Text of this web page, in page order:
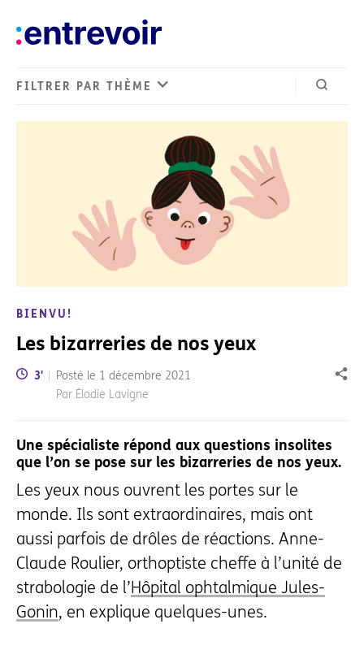
FILTRER PAR THÈME
BIENVU!
Les bizarreries de nos yeux
Temps de lecture:
3' Posté le 1 décembre 2021
Par Élodie Lavigne
Une spécialiste répond aux questions insolites
que l’on se pose sur les bizarreries de nos yeux.
Les yeux nous ouvrent les portes sur le
monde. Ils sont extraordinaires, mais ont
aussi parfois de drôles de réactions. Anne-
Claude Roulier, orthoptiste cheffe à l’unité de
strabologie de l’Hôpital ophtalmique Jules-
Gonin, en explique quelques-unes.